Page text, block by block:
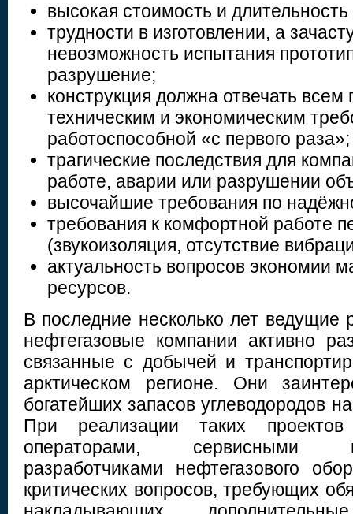
высокая стоимость и
трудности в изготовлении, а
невозможность испытания
разрушение;
конструкция должна отвечать
техническим и экономическим
работоспособной «с первого раза»;
трагические последствия для
работе, аварии или разрушении
высочайшие требования по
требования к комфортной работе
(звукоизоляция, отсутствие
актуальность вопросов экономии
ресурсов.
В последние несколько лет ведущие
нефтегазовые компании активно
связанные с добычей и
арктическом регионе. Они
богатейших запасов углеводородов
При реализации таких
операторами, сервисными
разработчиками нефтегазового
критических вопросов, требующих